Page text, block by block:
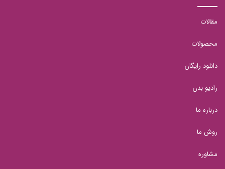
مقالات
محصولات
دانلود رایگان
رادیو بدن
درباره ما
روش ما
مشاوره